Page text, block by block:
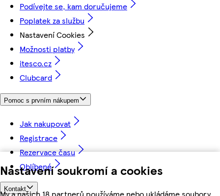
Nastavení soukromí a cookies
My a našich 18 partnerů používáme nebo ukládáme soubory
Podívejte se, kam doručujeme
Poplatek za službu
Nastavení Cookies
Možnosti platby
itesco.cz
Clubcard
Pomoc s prvním nákupem
Jak nakupovat
Registrace
Rezervace času
Oblíbené
Kontakt